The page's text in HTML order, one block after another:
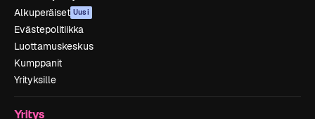
Alkuperäiset Uusi
Evästepolitiikka
Luottamuskeskus
Kumppanit
Yrityksille
Yritys